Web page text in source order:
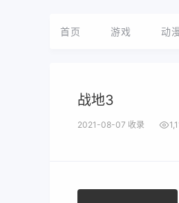
首页 游戏 动
战地3
2021-08-07 收录